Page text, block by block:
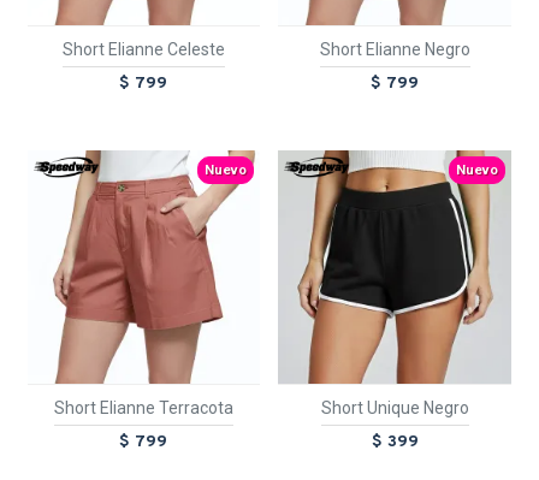
Short Elianne Celeste
$ 799
Short Elianne Negro
$ 799
Nuevo
TEXTTRANSPARENTE
Short Elianne Terracota
$ 799
Nuevo
TEXTTRANSPARENTE
Short Unique Negro
$ 399